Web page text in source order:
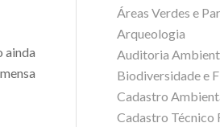
ainda
Áreas Verdes e
Arqueologia
Auditoria
Biodiversidade e
Cadastro
Cadastro Técnico